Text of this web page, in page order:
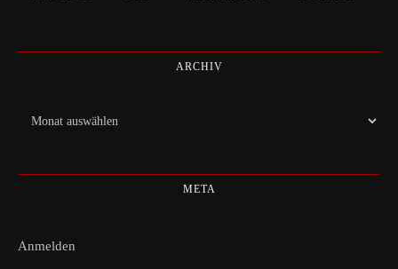
ARCHIV
Archiv
META
Anmelden